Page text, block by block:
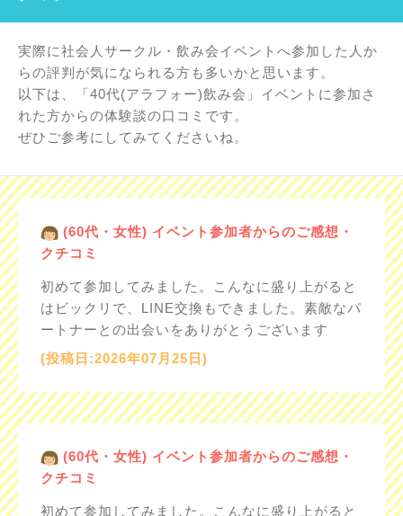
実際に社会人サークル・飲み会イベントへ参加した人か
らの評判が気になられる方も多いかと思います。
以下は、「40代(アラフォー)飲み会」イベントに参加さ
れた方からの体験談の口コミです。
ぜひご参考にしてみてくださいね。
(60代・女性) イベント参加者からのご感想・
クチコミ
初めて参加してみました。こんなに盛り上がると
はビックリで、LINE交換もできました。素敵なパ
ートナーとの出会いをありがとうございます
(投稿日:2026年07月25日)
(60代・女性) イベント参加者からのご感想・
クチコミ
初めて参加してみました。こんなに盛り上がると